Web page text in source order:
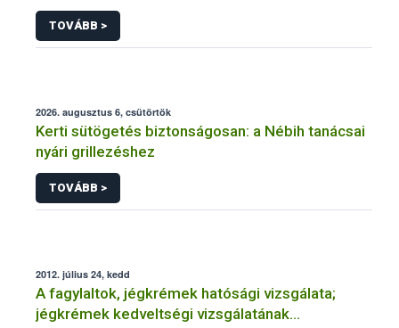
tanulmány indokolatlan aggodalmat kelthet
TOVÁBB >
2026. augusztus 6, csütörtök
Kerti sütögetés biztonságosan: a Nébih tanácsai
nyári grillezéshez
TOVÁBB >
2012. július 24, kedd
A fagylaltok, jégkrémek hatósági vizsgálata;
jégkrémek kedveltségi vizsgálatának